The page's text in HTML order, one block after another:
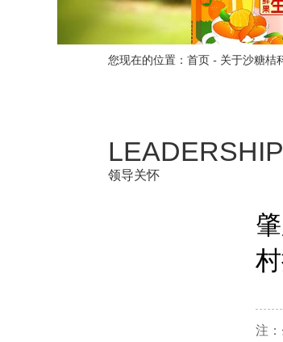
您现在的位置：首页 - 关于沙糖桔
领导关怀
注